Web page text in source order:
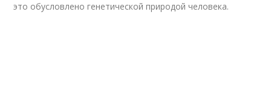
это обусловлено генетической природой человека.